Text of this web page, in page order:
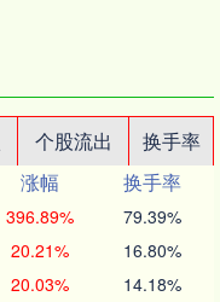
个股流出
换手率
涨幅
换手率
396.89% 79.39%
20.21% 16.80%
20.03% 14.18%